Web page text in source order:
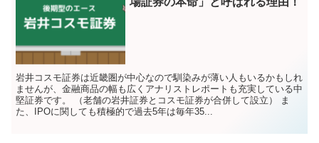
岩井コスモ証券は近畿圏が中心なので馴染みが薄い人もいるかもしれ
ませんが、金融商品の幅も広くアナリストレポートも充実している中
堅証券です。 （老舗の岩井証券とコスモ証券が合併して設立） ま
た、IPOに関しても積極的で過去5年は毎年35...